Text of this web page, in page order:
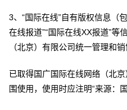
3、“国际在线”自有版权信息（
在线报道”“国际在线XX报道”
（北京）有限公司统一管理和销
已取得国广国际在线网络（北
围使用，使用时应注明“来源：